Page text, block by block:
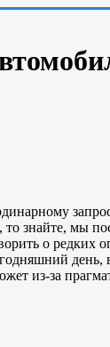
знайте, мы
о
день,
из-за